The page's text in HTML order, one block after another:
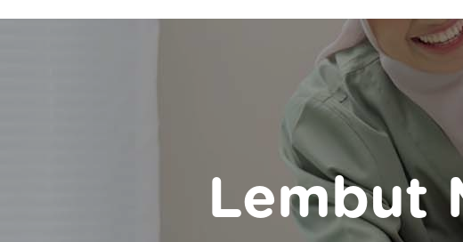
Lembut